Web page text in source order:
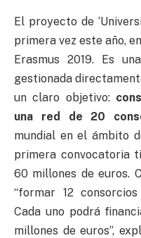
El proyecto de
primera vez este año,
Erasmus 2019. Es
gestionada
un claro objetivo:
una red de 20
mundial en el ámbito
primera convocatoria
60 millones de euros.
“formar 12 consorcios
Cada uno podrá
millones de euros”,